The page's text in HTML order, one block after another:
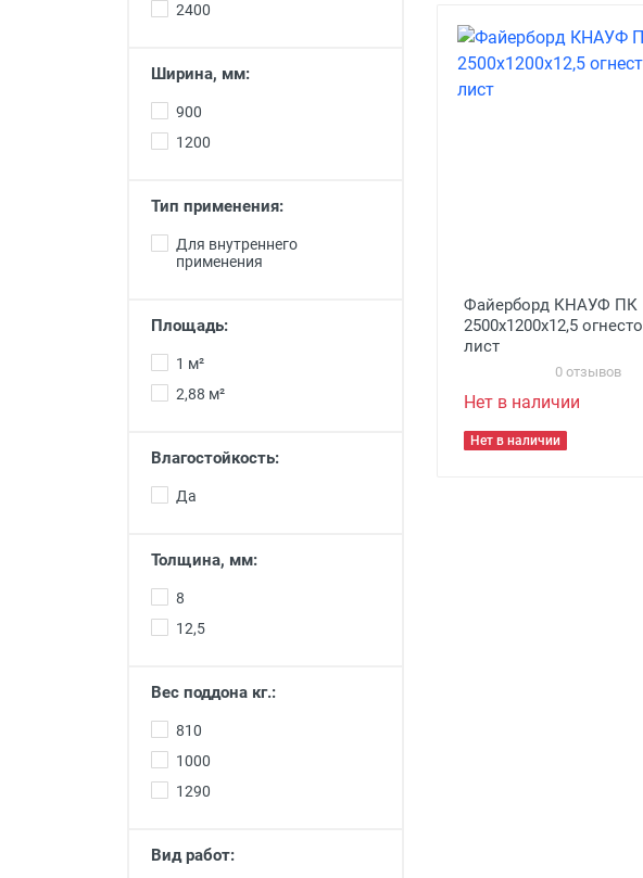
Ремонтно-строительные
Разгрузка стройматериалов
Доставка Стройматериалов
2400
Ширина, мм:
900
1200
Тип применения:
Для внутреннего
применения
Площадь:
1 м²
2,88 м²
Влагостойкость:
Да
Толщина, мм:
8
12,5
Вес поддона кг.:
810
1000
1290
Вид работ:
Файерборд КНАУФ ПК
2500х1200х12,5
лист
0 отзывов
Нет в наличии
Нет в наличии